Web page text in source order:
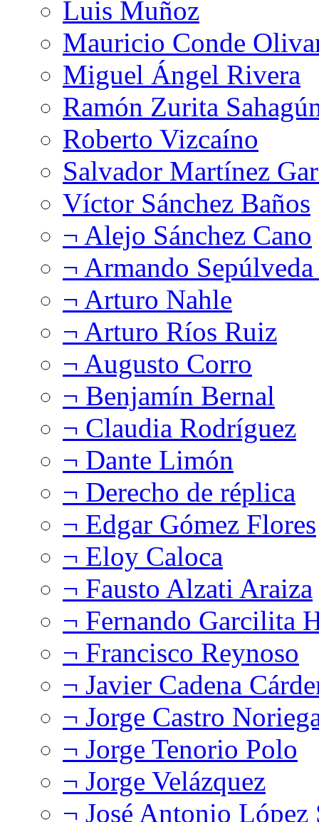
Luis Muñoz
Mauricio Conde
Miguel Ángel Rivera
Ramón Zurita
Roberto Vizcaíno
Salvador Martínez
Víctor Sánchez Baños
¬ Alejo Sánchez Cano
¬ Armando
¬ Arturo Nahle
¬ Arturo Ríos Ruiz
¬ Augusto Corro
¬ Benjamín Bernal
¬ Claudia Rodríguez
¬ Dante Limón
¬ Derecho de réplica
¬ Edgar Gómez Flores
¬ Eloy Caloca
¬ Fausto Alzati Araiza
¬ Fernando Garcilita
¬ Francisco Reynoso
¬ Javier Cadena
¬ Jorge Castro
¬ Jorge Tenorio Polo
¬ Jorge Velázquez
¬ José Antonio López